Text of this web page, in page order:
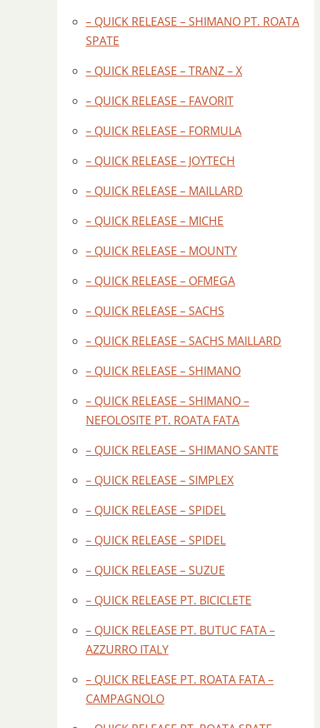
– QUICK RELEASE – SHIMANO PT. ROATA
SPATE
– QUICK RELEASE – TRANZ – X
– QUICK RELEASE – FAVORIT
– QUICK RELEASE – FORMULA
– QUICK RELEASE – JOYTECH
– QUICK RELEASE – MAILLARD
– QUICK RELEASE – MICHE
– QUICK RELEASE – MOUNTY
– QUICK RELEASE – OFMEGA
– QUICK RELEASE – SACHS
– QUICK RELEASE – SACHS MAILLARD
– QUICK RELEASE – SHIMANO
– QUICK RELEASE – SHIMANO –
NEFOLOSITE PT. ROATA FATA
– QUICK RELEASE – SHIMANO SANTE
– QUICK RELEASE – SIMPLEX
– QUICK RELEASE – SPIDEL
– QUICK RELEASE – SPIDEL
– QUICK RELEASE – SUZUE
– QUICK RELEASE PT. BICICLETE
– QUICK RELEASE PT. BUTUC FATA –
AZZURRO ITALY
– QUICK RELEASE PT. ROATA FATA –
CAMPAGNOLO